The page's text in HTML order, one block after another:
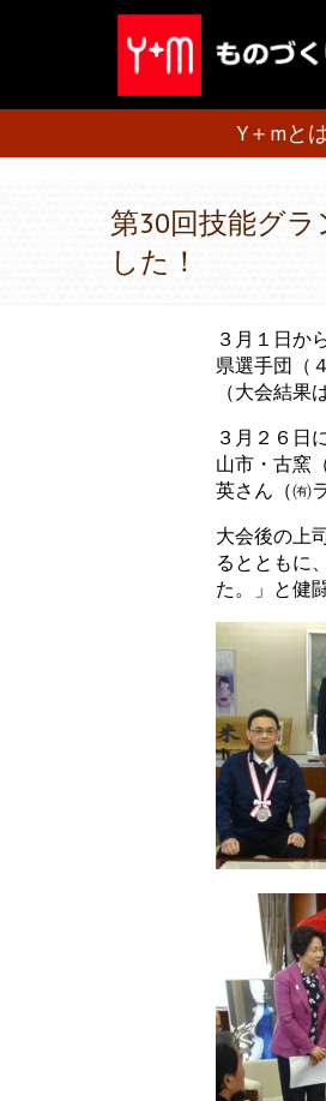
Y＋mと
第30回技能グ
した！
３月１日か
県選手団（
（大会結
３月２６日
山市・古窯
英さん（㈲
大会後の上
るとともに
た。」と健